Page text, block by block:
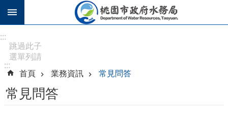
跳到主要內容區塊
階
搜
尋
:::
跳過此子
選單列請
[Enter]，
繼續則按
[Tab]
:::
首頁
業務資訊 常見問答
常見問答